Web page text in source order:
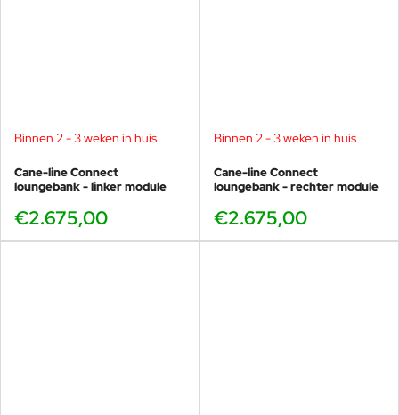
Binnen 2 - 3 weken in huis
Cane-line Connect
loungebank - linker module
€2.675,00
Binnen 2 - 3 weken in huis
Cane-line Connect
loungebank - rechter module
€2.675,00